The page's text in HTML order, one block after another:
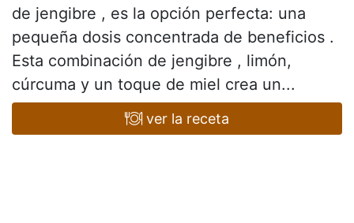
de jengibre , es la opción perfecta: una
pequeña dosis concentrada de beneficios .
Esta combinación de jengibre , limón,
cúrcuma y un toque de miel crea un...
ver la receta